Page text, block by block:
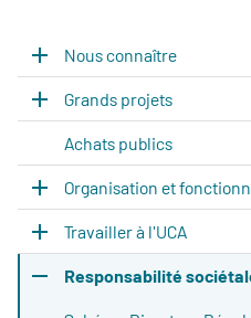
Nous connaître
Grands projets
Achats publics
Organisation et
Travailler à l'UCA
Responsabilité